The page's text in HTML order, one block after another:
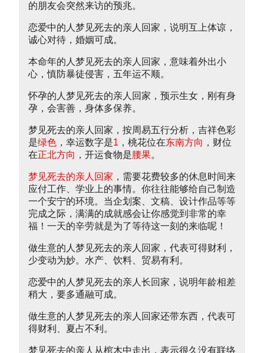
的朋友会突然来访的预兆。
恋爱中的人梦见死去的亲人回家，说明互上体谅，
诚心对待，婚姻可成。
本命年的人梦见死去的亲人回家，意味着外出小
心，慎防暴徒侵害，五年运不顺。
怀孕的人梦见死去的亲人回家，预示生女，刚有身
孕，会害善，身体多保养。
梦见死去的亲人回家，按周易五行分析，吉祥色彩
是绿色 ，幸运数字是1 ，桃花位在东南方向 ，财位
在正北方向 ，开运食物是腰果。
梦见死去的亲人回家 ，需要花费较多的休息时间来
应付工作、学业上的事情。你往往能够给自己制造
一个安宁的环境。当企划案、文稿、设计作品等等
完成之际，满满的成就感会让你感觉到非常的幸
福！一天的辛劳就是为了等待这一刻的来临呢！
做生意的人梦见死去的亲人回家，代表可得财利，
少变动为妙。水产、饮料、贸易有利。
恋爱中的人梦见死去的亲人长回家，说明年龄相差
稍大，要多通融可成。
做生意的人梦见死去的亲人回家还带东西，代表可
得财利、夏占不利。
梦见死去的亲人从棺木中走出，表示很久没有联络